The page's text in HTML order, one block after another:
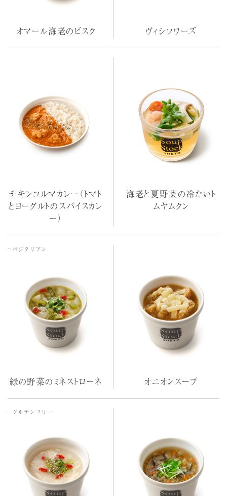
オマール海老のビスク ヴィシソワーズ
チキンコルマカレー（トマト
とヨーグルトのスパイスカレ
ー）
海老と夏野菜の冷たいト
ムヤムクン
ベジタリアン
緑の野菜のミネストローネ オニオンスープ
グルテンフリー